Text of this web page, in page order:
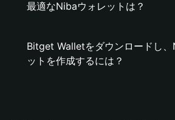
最適なNibaウォレットは？
Bitget Walletをダウンロードし、
ットを作成するには？